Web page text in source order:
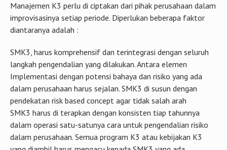
Manajemen K3 perlu di ciptakan dari pihak perusahaan dalam
improvisasinya setiap periode. Diperlukan beberapa faktor
diantaranya adalah :
SMK3, harus komprehensif dan terintegrasi dengan seluruh
langkah pengendalian yang dilakukan. Antara elemen
Implementasi dengan potensi bahaya dan risiko yang ada
dalam perusahaan harus sejalan. SMK3 di susun dengan
pendekatan risk based concept agar tidak salah arah
SMK3 harus di terapkan dengan konsisten tiap tahunnya
dalam operasi satu-satunya cara untuk pengendalian risiko
dalam perusahaan. Semua program K3 atau kebijakan K3